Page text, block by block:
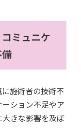
ミュニケ
施術者の技術不
ション不足やア
きな影響を及ぼ